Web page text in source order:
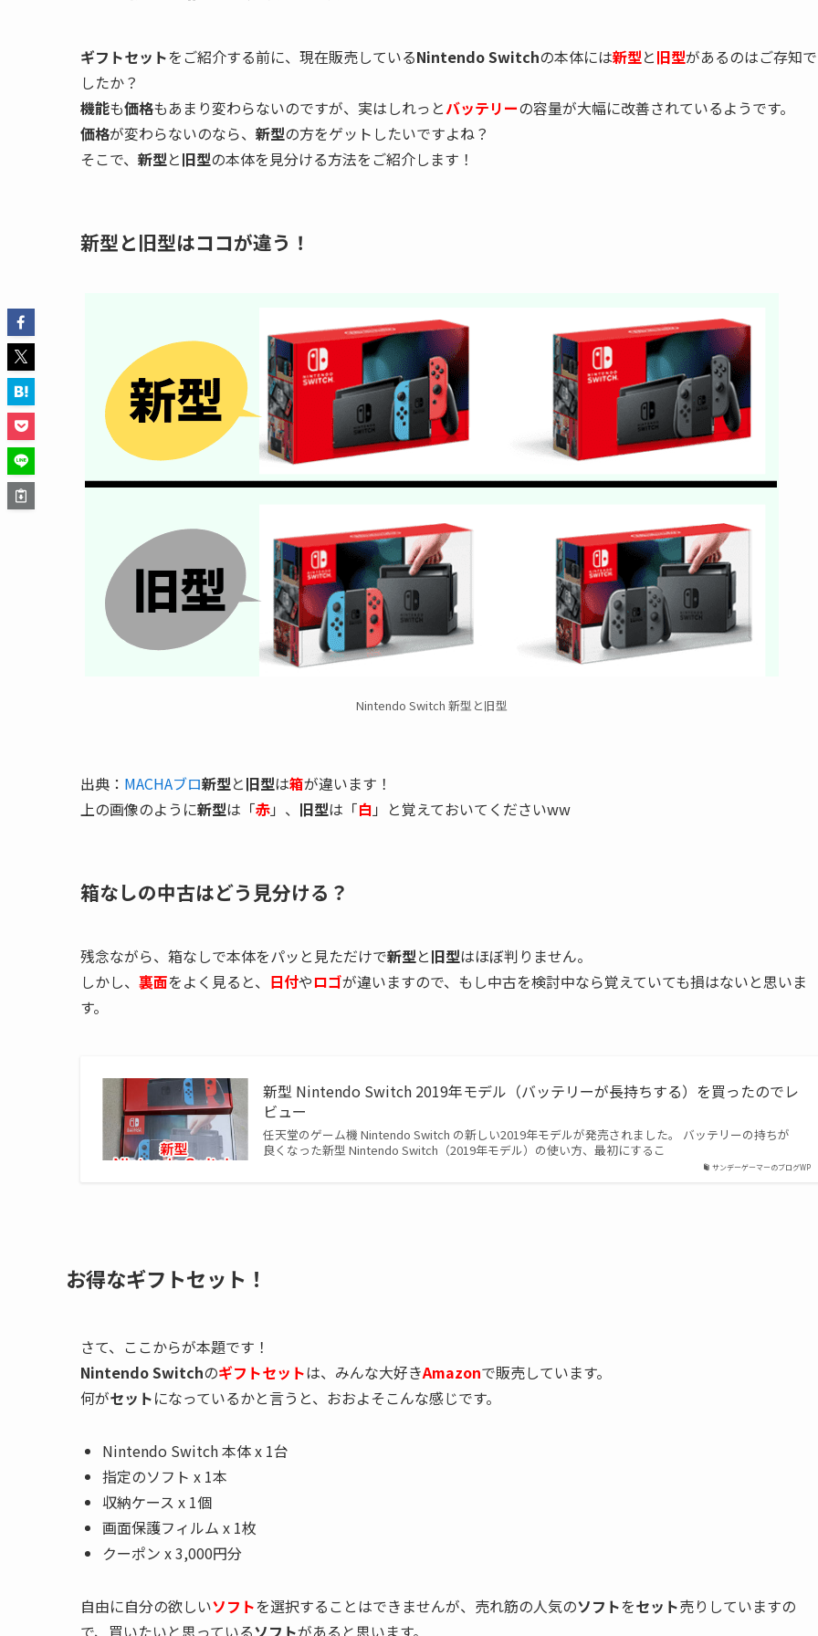
ギフトセットをご紹介する前に、現在販売しているNintendo Switchの本体には新型と旧型があるのはご存知で
したか？
機能も価格もあまり変わらないのですが、実はしれっとバッテリーの容量が大幅に改善されているようです。
価格が変わらないのなら、 新型の方をゲットしたいですよね？
そこで、 新型と旧型の本体を見分ける方法をご紹介します！
新型と旧型はココが違う！
Nintendo Switch 新型と旧型
出典： MACHAブロ新型と旧型は箱が違います！
上の画像のように新型は「赤」、 旧型は「白 」と覚えておいてくださいww
箱なしの中古はどう見分ける？
残念ながら、箱なしで本体をパッと見ただけで新型と旧型はほぼ判りません。
しかし、 裏面をよく見ると、 日付やロゴが違いますので、もし中古を検討中なら覚えていても損はないと思いま
す。
サンデーゲーマーのブログWP
新型 Nintendo Switch 2019年モデル（バッテリーが長持ちする）を買ったのでレ
ビュー
任天堂のゲーム機 Nintendo Switch の新しい2019年モデルが発売されました。 バッテリーの持ちが
良くなった新型 Nintendo Switch（2019年モデル）の使い方、最初にするこ
お得なギフトセット！
さて、ここからが本題です！
Nintendo Switchのギフトセットは、みんな大好きAmazonで販売しています。
何がセットになっているかと言うと、おおよそこんな感じです。
Nintendo Switch 本体 x 1台
指定のソフト x 1本
収納ケース x 1個
画面保護フィルム x 1枚
クーポン x 3,000円分
自由に自分の欲しいソフトを選択することはできませんが、売れ筋の人気のソフトをセット売りしていますの
で、買いたいと思っているソフトがあると思います。